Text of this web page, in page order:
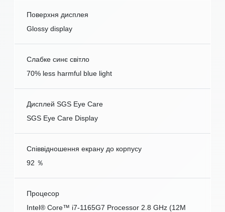
Поверхня дисплея
Glossy display
Слабке синє світло
70% less harmful blue light
Дисплей SGS Eye Care
SGS Eye Care Display
Співвідношення екрану до корпусу
92 ％
Процесор
Intel® Core™ i7-1165G7 Processor 2.8 GHz (12M